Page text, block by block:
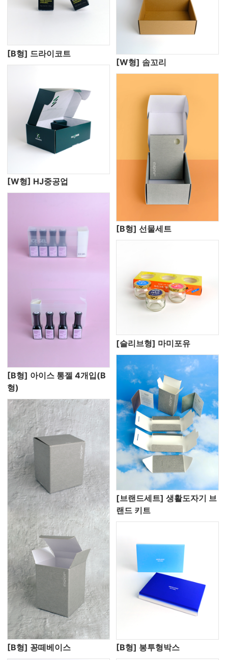
[B형] 드라이코트
[W형] 솜꼬리
[W형] HJ중공업
[B형] 선물세트
[B형] 아이스 통젤 4개입(B
형)
[슬리브형] 마미포유
[B형] 꽁떼베이스
[브랜드세트] 생활도자기 브
랜드 키트
[B형] 봉투형박스